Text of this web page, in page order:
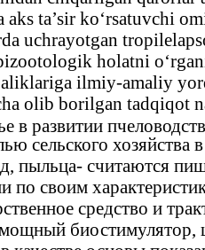
ta’sir ko‘rsatuvchi
uchrayotgan
holatni
ilmiy-amaliy
olib borilgan tadqiqot
в развитии
сельского хозяйства
пыльца- считаются
по своим
средство и
биостимулятор,